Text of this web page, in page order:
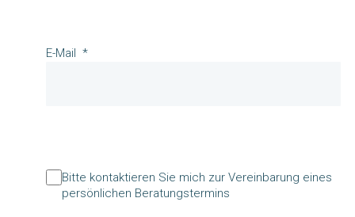
E-Mail
Bitte kontaktieren Sie mich zur Vereinbarung eines
persönlichen Beratungstermins